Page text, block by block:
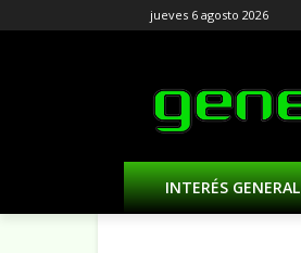
jueves 6 agosto 2026
INTERÉS GENERAL